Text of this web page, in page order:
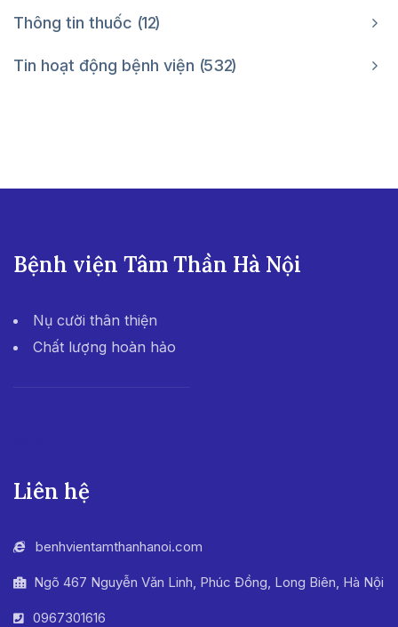
Thông tin thuốc 12
Tin hoạt động bệnh viện 532
Bệnh viện Tâm Thần Hà Nội
Nụ cười thân thiện
Chất lượng hoàn hảo
Liên hệ
benhvientamthanhanoi.com
Ngõ 467 Nguyễn Văn Linh, Phúc Đồng, Long Biên, Hà Nội
0967301616